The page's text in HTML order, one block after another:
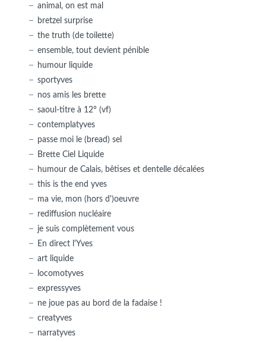
animal, on est mal
bretzel surprise
the truth (de toilette)
ensemble, tout devient pénible
humour liquide
sportyves
nos amis les brette
saoul-titre à 12° (vf)
contemplatyves
passe moi le (bread) sel
Brette Ciel Liquide
humour de Calais, bêtises et dentelle décalées
this is the end yves
ma vie, mon (hors d')oeuvre
rediffusion nucléaire
je suis complètement vous
En direct l'Yves
art liquide
locomotyves
expressyves
ne joue pas au bord de la fadaise !
creatyves
narratyves